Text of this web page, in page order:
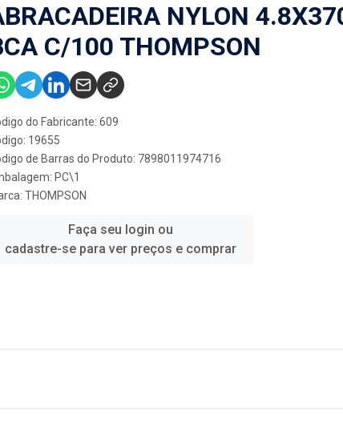
NYLON
C/100 THOMPSON
do Fabricante: 609
19655
de Barras do Produto: 7898011974716
PC\1
THOMPSON
Faça seu login ou
cadastre-se para ver preços e comprar